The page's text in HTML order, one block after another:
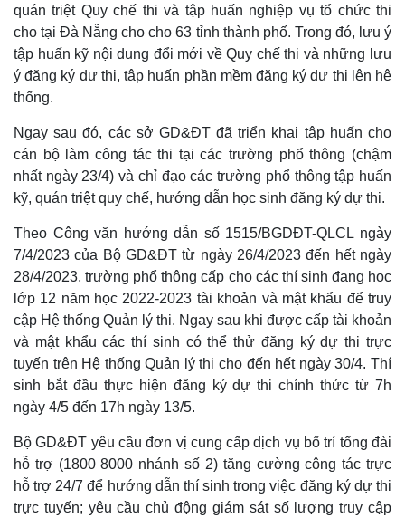
quán triệt Quy chế thi và tập huấn nghiệp vụ tổ chức thi
cho tại Đà Nẵng cho cho 63 tỉnh thành phố. Trong đó, lưu ý
tập huấn kỹ nội dung đổi mới về Quy chế thi và những lưu
ý đăng ký dự thi, tập huấn phần mềm đăng ký dự thi lên hệ
thống.
Ngay sau đó, các sở GD&ĐT đã triển khai tập huấn cho
cán bộ làm công tác thi tại các trường phổ thông (chậm
nhất ngày 23/4) và chỉ đạo các trường phổ thông tập huấn
kỹ, quán triệt quy chế, hướng dẫn học sinh đăng ký dự thi.
Theo Công văn hướng dẫn số 1515/BGDĐT-QLCL ngày
7/4/2023 của Bộ GD&ĐT từ ngày 26/4/2023 đến hết ngày
28/4/2023, trường phổ thông cấp cho các thí sinh đang học
lớp 12 năm học 2022-2023 tài khoản và mật khẩu để truy
cập Hệ thống Quản lý thi. Ngay sau khi được cấp tài khoản
và mật khẩu các thí sinh có thể thử đăng ký dự thi trực
tuyến trên Hệ thống Quản lý thi cho đến hết ngày 30/4. Thí
sinh bắt đầu thực hiện đăng ký dự thi chính thức từ 7h
ngày 4/5 đến 17h ngày 13/5.
Bộ GD&ĐT yêu cầu đơn vị cung cấp dịch vụ bố trí tổng đài
hỗ trợ (1800 8000 nhánh số 2) tăng cường công tác trực
hỗ trợ 24/7 để hướng dẫn thí sinh trong việc đăng ký dự thi
trực tuyến; yêu cầu chủ động giám sát số lượng truy cập